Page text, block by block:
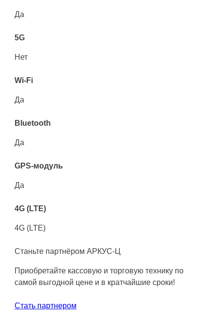
Да
5G
Нет
Wi-Fi
Да
Bluetooth
Да
GPS-модуль
Да
4G (LTE)
4G (LTE)
Станьте партнёром АРКУС-Ц
Приобретайте кассовую и торговую технику по
самой выгодной цене и в кратчайшие сроки!
Стать партнером